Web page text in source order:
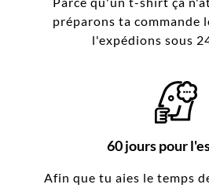
préparons ta commande
l'expédions sous
60 jours pour
Afin que tu aies le temps